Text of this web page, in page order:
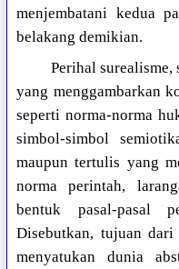
menjembatani kedua
belakang demikian.
Perihal
yang menggambarkan
seperti norma-norma
simbol-simbol
maupun tertulis yang
norma perintah,
bentuk pasal-pasal
Disebutkan, tujuan
menyatukan dunia